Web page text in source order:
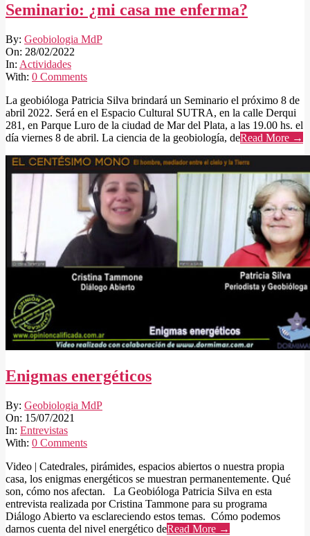
Seminario: ¿mi casa me enferma?
2022-
02-
28
By: Geobiologia MdP
On: 28/02/2022
In: Actividades
With: 0 Comments
La geobióloga Patricia Silva brindará un Seminario el próximo 8 de
abril 2022. Será en el Espacio Cultural SUTRA, en la calle Derqui
281, en Parque Luro de la ciudad de Mar del Plata, a las 19.00 hs. el
día viernes 8 de abril. La ciencia de la geobiología, deRead More →
Enigmas energéticos
2021-
07-
15
By: Geobiologia MdP
On: 15/07/2021
In: Entrevistas
With: 0 Comments
Video | Catedrales, pirámides, espacios abiertos o nuestra propia
casa, los enigmas energéticos se muestran permanentemente. Qué
son, cómo nos afectan. La Geobióloga Patricia Silva en esta
entrevista realizada por Cristina Tammone para su programa
Diálogo Abierto va esclareciendo estos temas. Cómo podemos
darnos cuenta del nivel energético deRead More →